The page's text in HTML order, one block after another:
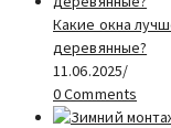
Какие окна
деревянные?
11.06.2025/
0 Comments